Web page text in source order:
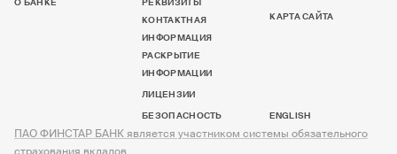
КОНТАКТНАЯ
ИНФОРМАЦИЯ
РАСКРЫТИЕ
ИНФОРМАЦИИ
ЛИЦЕНЗИИ
БЕЗОПАСНОСТЬ
КАРТА САЙТА
ENGLISH
ПАО ФИНСТАР БАНК является участником системы обязательного